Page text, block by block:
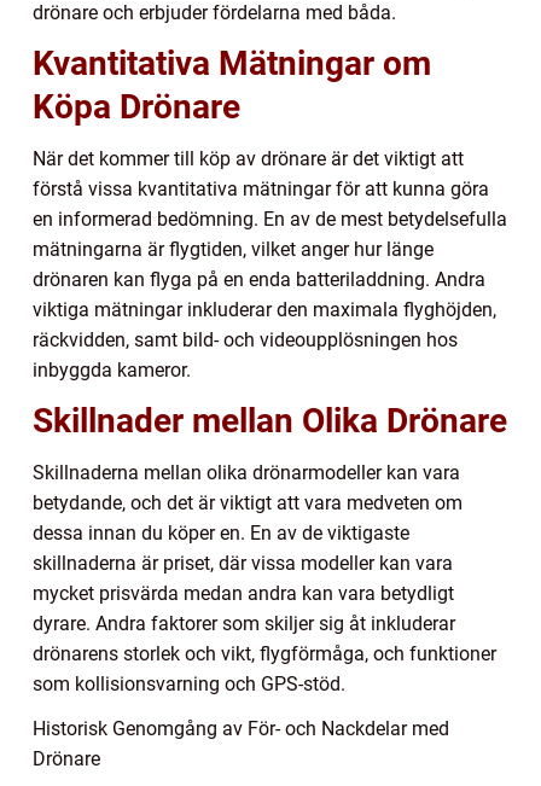
drönare och erbjuder fördelarna med båda.
Kvantitativa Mätningar om
Köpa Drönare
När det kommer till köp av drönare är det viktigt att
förstå vissa kvantitativa mätningar för att kunna göra
en informerad bedömning. En av de mest betydelsefulla
mätningarna är flygtiden, vilket anger hur länge
drönaren kan flyga på en enda batteriladdning. Andra
viktiga mätningar inkluderar den maximala flyghöjden,
räckvidden, samt bild- och videoupplösningen hos
inbyggda kameror.
Skillnader mellan Olika Drönare
Skillnaderna mellan olika drönarmodeller kan vara
betydande, och det är viktigt att vara medveten om
dessa innan du köper en. En av de viktigaste
skillnaderna är priset, där vissa modeller kan vara
mycket prisvärda medan andra kan vara betydligt
dyrare. Andra faktorer som skiljer sig åt inkluderar
drönarens storlek och vikt, flygförmåga, och funktioner
som kollisionsvarning och GPS-stöd.
Historisk Genomgång av För- och Nackdelar med
Drönare